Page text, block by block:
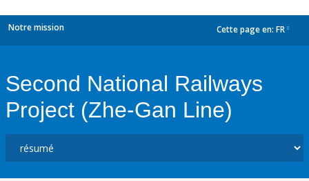
Notre mission Cette page en: FR
Second National Railways
Project (Zhe-Gan Line)